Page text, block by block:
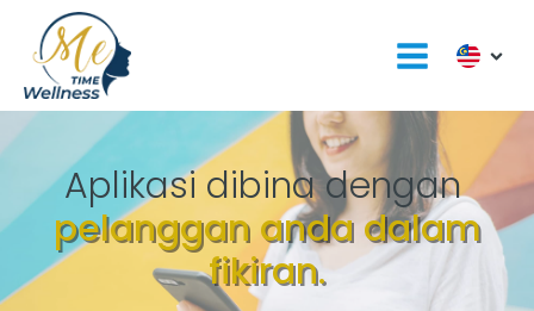
Aplikasi dibina dengan
pelanggan anda dalam
fikiran.